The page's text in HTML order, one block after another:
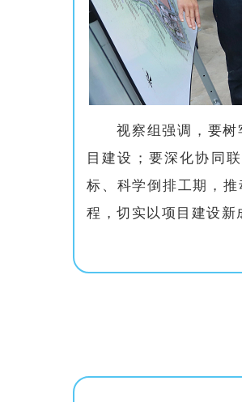
视察组强调，要
目建设；要深化协同
标、科学倒排工期，
程，切实以项目建设